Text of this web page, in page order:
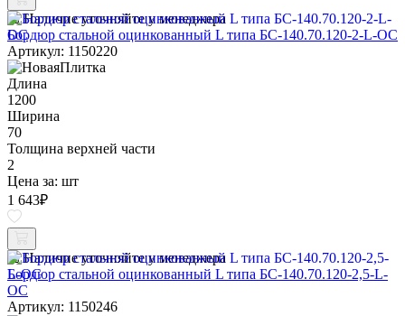
Наличие уточняйте у менеджера
Бордюр стальной оцинкованный L типа БС-140.70.120-2-L-ОС
Артикул: 1150220
Длина
1200
Ширина
70
Толщина верхней части
2
Цена за: шт
1 643₽
Наличие уточняйте у менеджера
Бордюр стальной оцинкованный L типа БС-140.70.120-2,5-L-
ОС
Артикул: 1150246